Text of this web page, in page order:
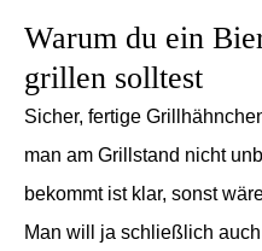
Warum du ein
grillen solltest
Sicher, fertige
man am Grillstand nicht
bekommt ist klar, sonst
Man will ja schließlich